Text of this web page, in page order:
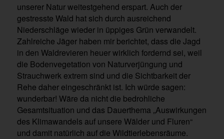
unserer Natur weitestgehend erspart. Auch der
gestresste Wald hat sich durch ausreichend
Niederschläge wieder in üppiges Grün verwandelt.
Zahlreiche Jäger haben mir berichtet, dass die Jagd
in den Waldrevieren heuer wirklich fordernd sei, weil
die Bodenvegetation von Naturverjüngung und
Strauchwerk extrem sind und die Sichtbarkeit der
Rehe daher eingeschränkt ist. Ich würde sagen:
wunderbar! Wäre da nicht die bedrohliche
Gesamtsituation und das Dauerthema „Auswirkungen
des Klimawandels auf unsere Wälder und Fluren“
und damit natürlich auf die Wildtierlebensräume.